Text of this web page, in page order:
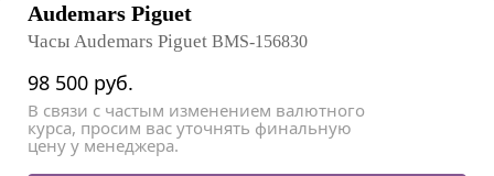
Audemars Piguet
Часы Audemars Piguet BMS-156830
98 500 руб.
В связи с частым изменением валютного
курса, просим вас уточнять финальную
цену у менеджера.